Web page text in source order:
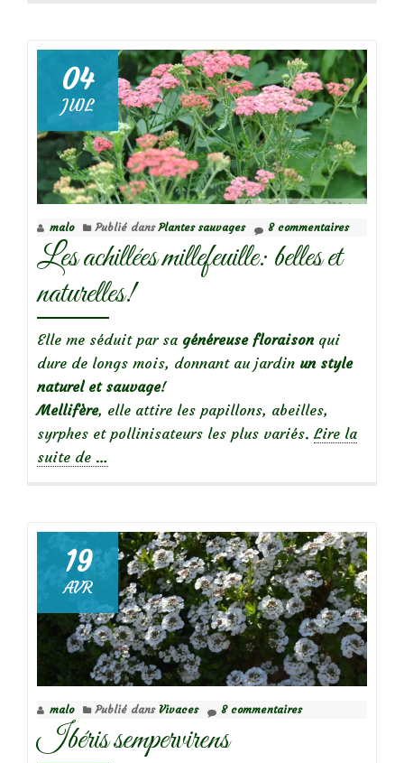
04
JUIL
malo Publié dansPlantes sauvages 8 commentaires
Les achillées millefeuille: belles et
naturelles!
Elle me séduit par sa généreuse floraisonqui
dure de longs mois, donnant au jardin un style
naturel et sauvage!
Mellifère, elle attire les papillons, abeilles,
syrphes et pollinisateurs les plus variés. Lire la
suite de à
millefeuille:
belles
naturelles!
…
19
AVR
malo Publié dans Vivaces 8 commentaires
Ibéris sempervirens